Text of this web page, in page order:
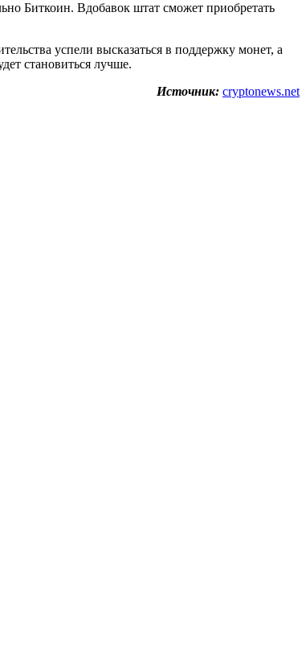
Биткоин. Вдобавок штат сможет приобретать
успели высказаться в поддержку монет, а
становиться лучше.
Источник: cryptonews.net